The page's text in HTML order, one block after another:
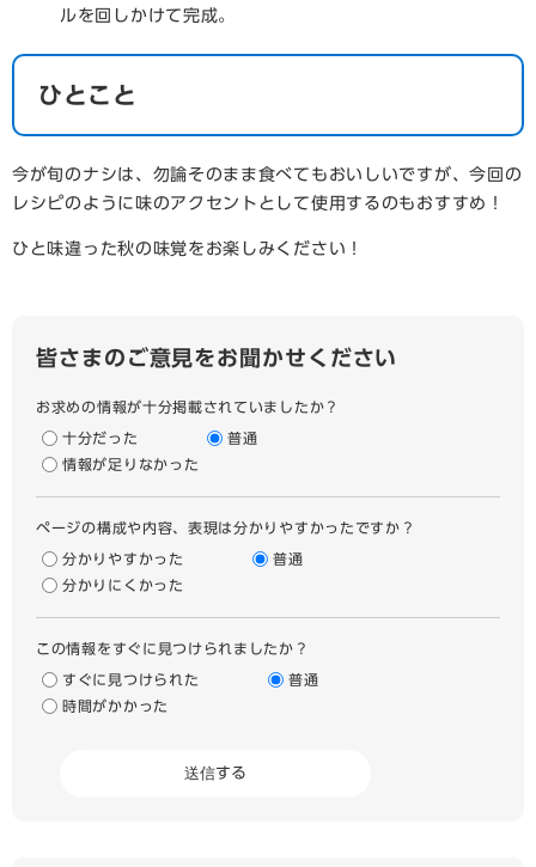
ルを回しかけて完成。
ひとこと
今が旬のナシは、勿論そのまま食べてもおいしいですが、今回の
レシピのように味のアクセントとして使用するのもおすすめ！
ひと味違った秋の味覚をお楽しみください！
皆さまのご意見をお聞かせください
お求めの情報が十分掲載されていましたか？
十分だった
普通
情報が足りなかった
ページの構成や内容、表現は分かりやすかったですか？
分かりやすかった
普通
分かりにくかった
この情報をすぐに見つけられましたか？
すぐに見つけられた
普通
時間がかかった